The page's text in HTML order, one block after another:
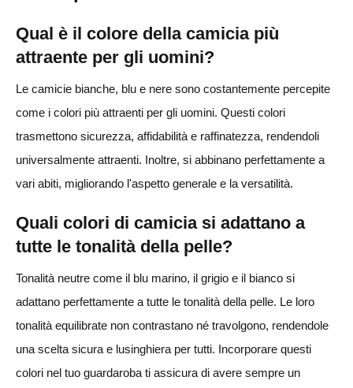
Qual è il colore della camicia più
attraente per gli uomini?
Le camicie bianche, blu e nere sono costantemente percepite
come i colori più attraenti per gli uomini. Questi colori
trasmettono sicurezza, affidabilità e raffinatezza, rendendoli
universalmente attraenti. Inoltre, si abbinano perfettamente a
vari abiti, migliorando l'aspetto generale e la versatilità.
Quali colori di camicia si adattano a
tutte le tonalità della pelle?
Tonalità neutre come il blu marino, il grigio e il bianco si
adattano perfettamente a tutte le tonalità della pelle. Le loro
tonalità equilibrate non contrastano né travolgono, rendendole
una scelta sicura e lusinghiera per tutti. Incorporare questi
colori nel tuo guardaroba ti assicura di avere sempre un